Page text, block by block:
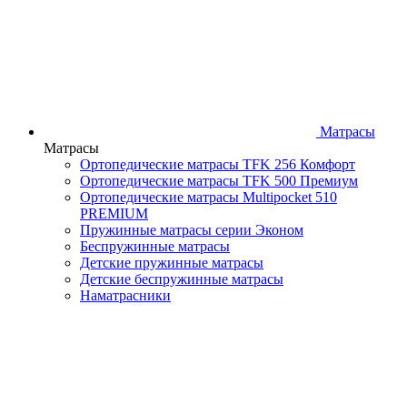
Матрасы
Матрасы
Ортопедические матрасы TFK 256 Комфорт
Ортопедические матрасы TFK 500 Премиум
Ортопедические матрасы Multipocket 510
PREMIUM
Пружинные матрасы серии Эконом
Беспружинные матрасы
Детские пружинные матрасы
Детские беспружинные матрасы
Наматрасники